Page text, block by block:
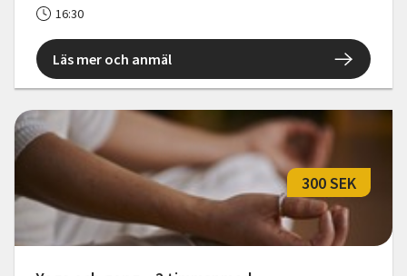
16:30
Läs mer och anmäl
300 SEK